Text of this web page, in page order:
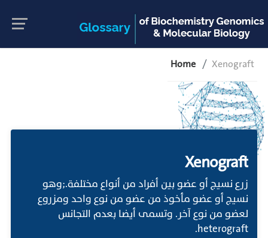
Home Xenograft
Xenograft
زرع نسيج أو عضو بين أفراد من أنواع مختلفة.;وهو
نسيج أو عضو مأخوذ من عضو من نوع واحد ومزروع
لعضو من نوع آخر. وتسمى أيضا بعدم التجانس
heterograft.